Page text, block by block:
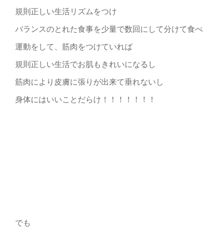
規則正しい生活リズムをつけ
バランスのとれた食事を少量で数回にして分けて食べ
運動をして、筋肉をつけていれば
規則正しい生活でお肌もきれいになるし
筋肉により皮膚に張りが出来て垂れないし
身体にはいいことだらけ！！！！！！！
でも